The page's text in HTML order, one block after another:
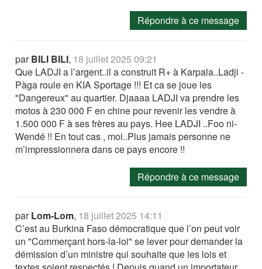
Répondre à ce message
parBILI BILI, 18 juillet 2025 09:21
Que LADJI a l’argent..il a construit R+ à Karpala..Ladji -
Pàga roule en KIA Sportage !!! Et ca se joue les
"Dangereux" au quartier. Djaaaa LADJI va prendre les
motos à 230 000 F en chine pour revenir les vendre à
1.500 000 F à ses frères au pays. Hee LADJI ..Foo ni-
Wendé !! En tout cas , moi..Plus jamais personne ne
m’impressionnera dans ce pays encore !!
Répondre à ce message
parLom-Lom, 18 juillet 2025 14:11
C’est au Burkina Faso démocratique que l’on peut voir
un "Commerçant hors-la-loi" se lever pour demander la
démission d’un ministre qui souhaite que les lois et